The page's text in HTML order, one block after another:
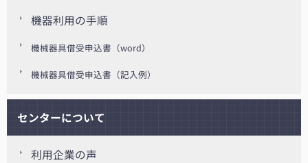
機器利用の手順
機械器具借受申込書（word）
機械器具借受申込書（記入例）
センターについて
利用企業の声